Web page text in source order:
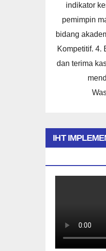
indikator
pemimpin
bidang
Kompetitif. 4.
dan terima
IHT